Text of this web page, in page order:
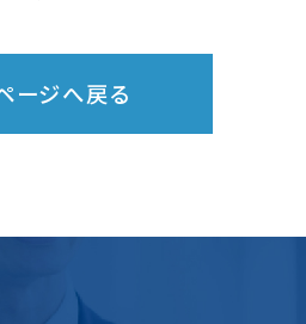
ージへ戻る